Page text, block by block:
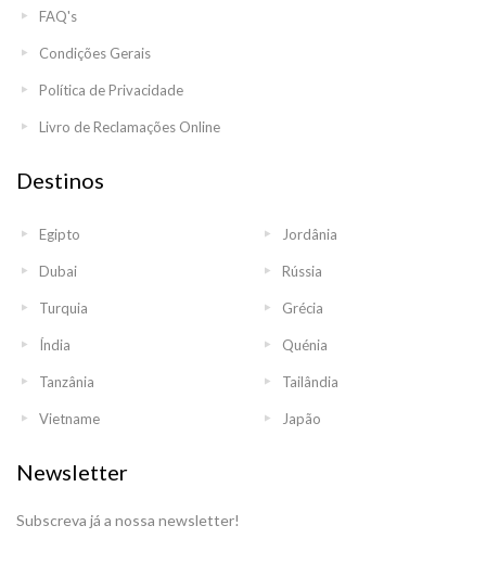
FAQ's
Condições Gerais
Política de Privacidade
Livro de Reclamações Online
Destinos
Egipto Jordânia
Dubai Rússia
Turquia Grécia
Índia Quénia
Tanzânia Tailândia
Vietname Japão
Newsletter
Subscreva já a nossa newsletter!